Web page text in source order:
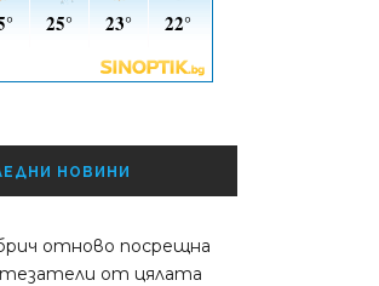
НОВИНИ
отново посрещна
от цялата